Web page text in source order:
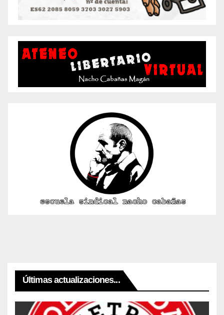
Últimas actualizaciones...